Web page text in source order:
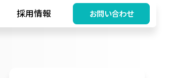
採用情報 お問い合わせ